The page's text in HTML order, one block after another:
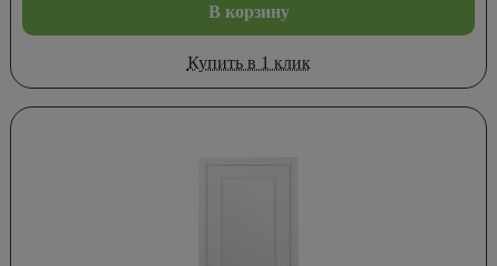
В корзину
Купить в 1 клик